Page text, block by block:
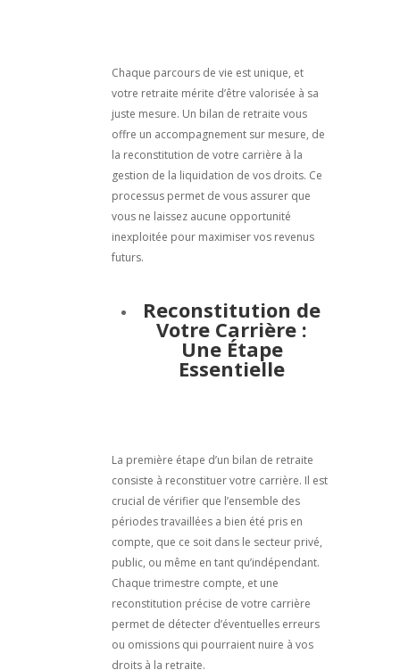
Chaque parcours de vie est unique, et
votre retraite mérite d’être valorisée à sa
juste mesure. Un bilan de retraite vous
offre un accompagnement sur mesure, de
la reconstitution de votre carrière à la
gestion de la liquidation de vos droits. Ce
processus permet de vous assurer que
vous ne laissez aucune opportunité
inexploitée pour maximiser vos revenus
futurs.
Reconstitution de
Votre Carrière :
Une Étape
Essentielle
La première étape d’un bilan de retraite
consiste à reconstituer votre carrière. Il est
crucial de vérifier que l’ensemble des
périodes travaillées a bien été pris en
compte, que ce soit dans le secteur privé,
public, ou même en tant qu’indépendant.
Chaque trimestre compte, et une
reconstitution précise de votre carrière
permet de détecter d’éventuelles erreurs
ou omissions qui pourraient nuire à vos
droits à la retraite.